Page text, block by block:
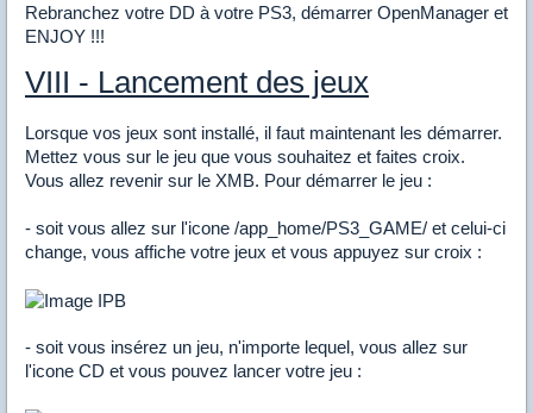
Rebranchez votre DD à votre PS3, démarrer OpenManager et
ENJOY !!!
VIII - Lancement des jeux
Lorsque vos jeux sont installé, il faut maintenant les démarrer.
Mettez vous sur le jeu que vous souhaitez et faites croix.
Vous allez revenir sur le XMB. Pour démarrer le jeu :
- soit vous allez sur l'icone /app_home/PS3_GAME/ et celui-ci
change, vous affiche votre jeux et vous appuyez sur croix :
- soit vous insérez un jeu, n'importe lequel, vous allez sur
l'icone CD et vous pouvez lancer votre jeu :